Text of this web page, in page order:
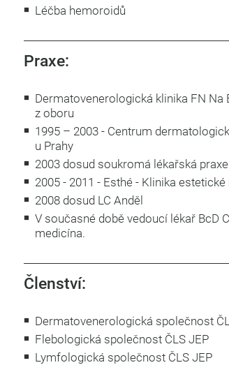
​Léčba hemoroidů
Praxe:
Dermatovenerologická klinika FN Na
z oboru
1995 – 2003 - Centrum
u Prahy
2003 dosud soukromá lékařská
2005 - 2011 - Esthé - Klinika
2008 dosud LC Anděl
V současné době vedoucí lékař BcD
medicína.
Členství:
Dermatovenerologická společnost
Flebologická společnost ČLS JEP
​Lymfologická společnost ČLS JEP